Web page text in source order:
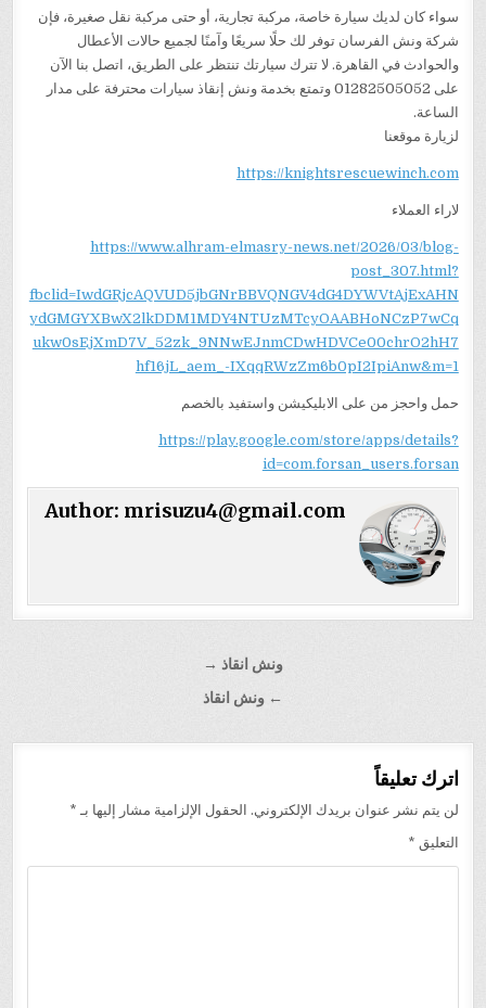
سواء كان لديك سيارة خاصة، مركبة تجارية، أو حتى مركبة نقل صغيرة، فإن
شركة ونش الفرسان توفر لك حلًا سريعًا وآمنًا لجميع حالات الأعطال
والحوادث في القاهرة. لا تترك سيارتك تنتظر على الطريق، اتصل بنا الآن
على 01282505052 وتمتع بخدمة ونش إنقاذ سيارات محترفة على مدار
الساعة.
لزيارة موقعنا
https://knightsrescuewinch.com
لاراء العملاء
https://www.alhram-elmasry-news.net/2026/03/blog-
post_307.html?
fbclid=IwdGRjcAQVUD5jbGNrBBVQNGV4dG4DYWVtAjExAHN
ydGMGYXBwX2lkDDM1MDY4NTUzMTcyOAABHoNCzP7wCq
ukw0sEjXmD7V_52zk_9NNwEJnmCDwHDVCe00chrO2hH7
hf16jL_aem_-IXqqRWzZm6b0pI2IpiAnw&m=1
حمل واحجز من على الابليكيشن واستفيد بالخصم
https://play.google.com/store/apps/details?
id=com.forsan_users.forsan
Author: mrisuzu4@gmail.com
ونش انقاذ →
← ونش انقاذ
اترك تعليقاً
لن يتم نشر عنوان بريدك الإلكتروني. الحقول الإلزامية مشار إليها بـ *
التعليق *